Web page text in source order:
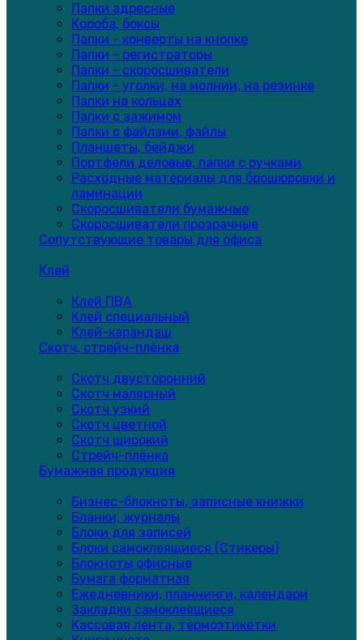
Папки адресные
Короба, боксы
Папки - конверты на кнопке
Папки - регистраторы
Папки - скоросшиватели
Папки - уголки, на молнии, на резинке
Папки на кольцах
Папки с зажимом
Папки с файлами, файлы
Планшеты, бейджи
Портфели деловые, папки с ручками
Расходные материалы для брошюровки и
ламинации
Скоросшиватели бумажные
Скоросшиватели прозрачные
Сопутствующие товары для офиса
Клей
Клей ПВА
Клей специальный
Клей-карандаш
Скотч, стрейч-плёнка
Скотч двусторонний
Скотч малярный
Скотч узкий
Скотч цветной
Скотч широкий
Стрейч-плёнка
Бумажная продукция
Бизнес-блокноты, записные книжки
Бланки, журналы
Блоки для записей
Блоки самоклеящиеся (Стикеры)
Блокноты офисные
Бумага форматная
Ежедневники, планнинги, календари
Закладки самоклеящиеся
Кассовая лента, термоэтикетки